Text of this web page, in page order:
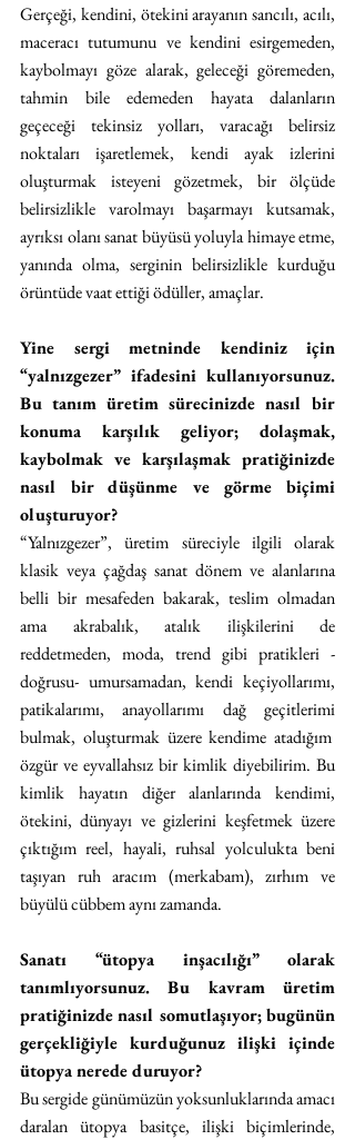
Gerçeği, kendini, ötekini arayanın sancılı, acılı,
maceracı tutumunu ve kendini esirgemeden,
kaybolmayı göze alarak, geleceği göremeden,
tahmin bile edemeden hayata dalanların
geçeceği tekinsiz yolları, varacağı belirsiz
noktaları işaretlemek, kendi ayak izlerini
oluşturmak isteyeni gözetmek, bir ölçüde
belirsizlikle varolmayı başarmayı kutsamak,
ayrıksı olanı sanat büyüsü yoluyla himaye etme,
yanında olma, serginin belirsizlikle kurduğu
örüntüde vaat ettiği ödüller, amaçlar.
Yine sergi metninde kendiniz için
“yalnızgezer” ifadesini kullanıyorsunuz.
Bu tanım üretim sürecinizde nasıl bir
konuma karşılık geliyor; dolaşmak,
kaybolmak ve karşılaşmak pratiğinizde
nasıl bir düşünme ve görme biçimi
oluşturuyor?
“Yalnızgezer”, üretim süreciyle ilgili olarak
klasik veya çağdaş sanat dönem ve alanlarına
belli bir mesafeden bakarak, teslim olmadan
ama akrabalık, atalık ilişkilerini de
reddetmeden, moda, trend gibi pratikleri -
doğrusu- umursamadan, kendi keçiyollarımı,
patikalarımı, anayollarımı dağ geçitlerimi
bulmak, oluşturmak üzere kendime atadığım
özgür ve eyvallahsız bir kimlik diyebilirim. Bu
kimlik hayatın diğer alanlarında kendimi,
ötekini, dünyayı ve gizlerini keşfetmek üzere
çıktığım reel, hayali, ruhsal yolculukta beni
taşıyan ruh aracım (merkabam), zırhım ve
büyülü cübbem aynı zamanda.
Sanatı “ütopya inşacılığı” olarak
tanımlıyorsunuz. Bu kavram üretim
pratiğinizde nasıl somutlaşıyor; bugünün
gerçekliğiyle kurduğunuz ilişki içinde
ütopya nerede duruyor?
Bu sergide günümüzün yoksunluklarında amacı
daralan ütopya basitçe, ilişki biçimlerinde,